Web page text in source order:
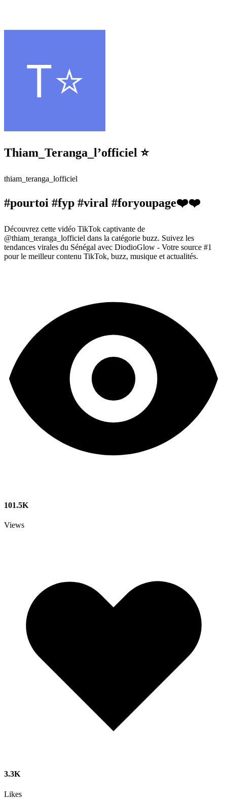
Thiam_Teranga_l’officiel ⭐️
thiam_teranga_lofficiel
#pourtoi #fyp #viral #foryoupage❤️❤️
Découvrez cette vidéo TikTok captivante de
@thiam_teranga_lofficiel dans la catégorie buzz. Suivez les
tendances virales du Sénégal avec DiodioGlow - Votre source #1
pour le meilleur contenu TikTok, buzz, musique et actualités.
101.5K
Views
3.3K
Likes